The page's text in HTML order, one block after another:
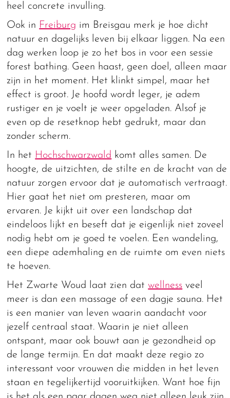
heel concrete invulling.
Ook in Freiburg im Breisgau merk je hoe dicht
natuur en dagelijks leven bij elkaar liggen. Na een
dag werken loop je zo het bos in voor een sessie
forest bathing. Geen haast, geen doel, alleen maar
zijn in het moment. Het klinkt simpel, maar het
effect is groot. Je hoofd wordt leger, je adem
rustiger en je voelt je weer opgeladen. Alsof je
even op de resetknop hebt gedrukt, maar dan
zonder scherm.
In het Hochschwarzwald komt alles samen. De
hoogte, de uitzichten, de stilte en de kracht van de
natuur zorgen ervoor dat je automatisch vertraagt.
Hier gaat het niet om presteren, maar om
ervaren. Je kijkt uit over een landschap dat
eindeloos lijkt en beseft dat je eigenlijk niet zoveel
nodig hebt om je goed te voelen. Een wandeling,
een diepe ademhaling en de ruimte om even niets
te hoeven.
Het Zwarte Woud laat zien datwellness veel
meer is dan een massage of een dagje sauna. Het
is een manier van leven waarin aandacht voor
jezelf centraal staat. Waarin je niet alleen
ontspant, maar ook bouwt aan je gezondheid op
de lange termijn. En dat maakt deze regio zo
interessant voor vrouwen die midden in het leven
staan en tegelijkertijd vooruitkijken. Want hoe fijn